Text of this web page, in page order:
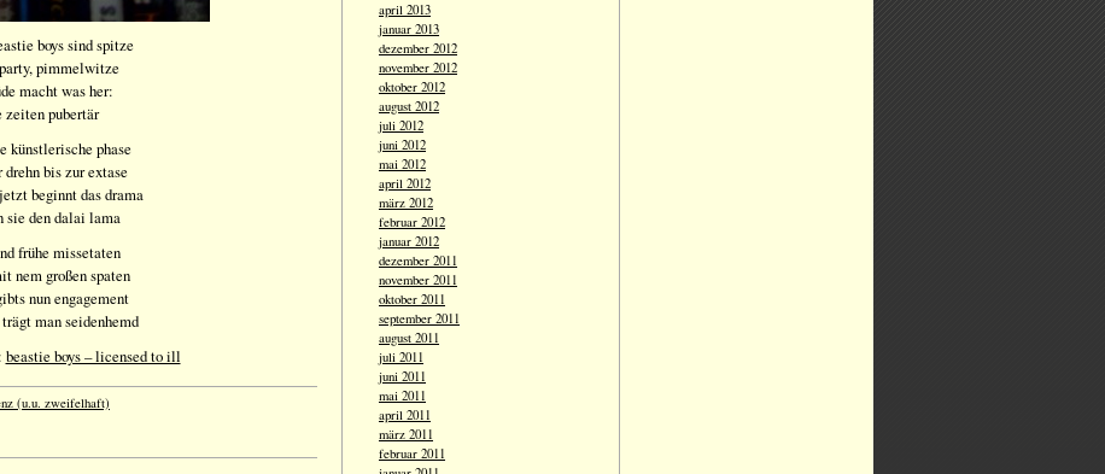
boys sind spitze
pimmelwitze
macht was her:
pubertär
künstlerische phase
bis zur extase
beginnt das drama
sie den dalai lama
frühe missetaten
nem großen spaten
nun engagement
man seidenhemd
beastie boys – licensed to ill
(u.u. zweifelhaft)
april 2013
januar 2013
dezember 2012
november 2012
oktober 2012
august 2012
juli 2012
juni 2012
mai 2012
april 2012
märz 2012
februar 2012
januar 2012
dezember 2011
november 2011
oktober 2011
september 2011
august 2011
juli 2011
juni 2011
mai 2011
april 2011
märz 2011
februar 2011